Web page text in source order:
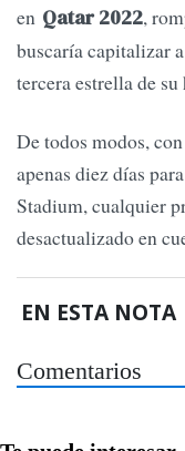
en Qatar 2022,
buscaría capitalizar
tercera estrella de
De todos modos,
apenas diez días
Stadium, cualquier
desactualizado en
EN ESTA NOTA
Comentarios